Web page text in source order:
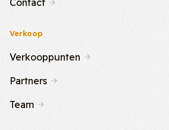
Contact
Verkoop
Verkooppunten
Partners
Team